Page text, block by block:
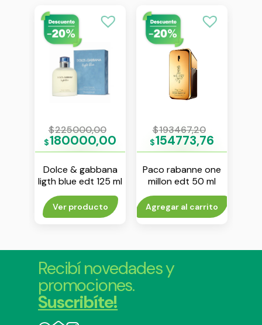
$225000,00
$180000,00
Dolce & gabbana
ligth blue edt 125 ml
Ver producto
$193467,20
$154773,76
Paco rabanne one
millon edt 50 ml
Agregar al carrito
Recibí novedades y
promociones.
Suscribíte!